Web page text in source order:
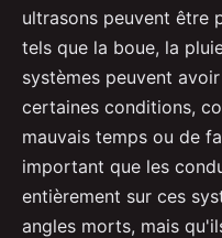
ultrasons peuvent être
tels que la boue, la
systèmes peuvent
certaines conditions,
mauvais temps ou de
important que les
entièrement sur ces
angles morts, mais